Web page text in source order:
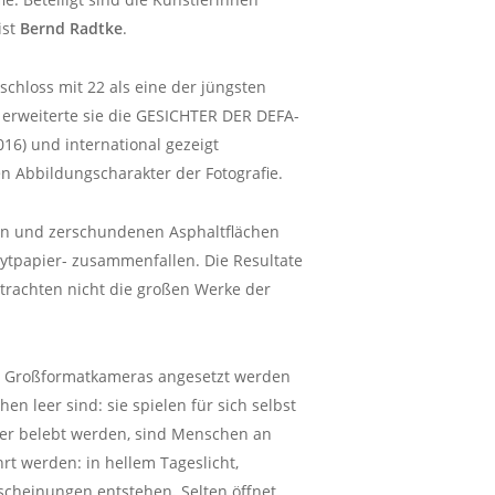
Bernd Radtke.
mit 22 als eine der jüngsten
sie die GESICHTER DER DEFA-
und international gezeigt
Abbildungscharakter der Fotografie.
und zerschundenen Asphaltflächen
zusammenfallen. Die Resultate
nicht die großen Werke der
angesetzt werden
leer sind: sie spielen für sich selbst
belebt werden, sind Menschen an
werden: in hellem Tageslicht,